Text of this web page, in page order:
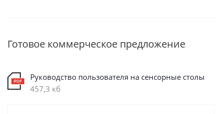
Готовое коммерческое предложение
Руководство пользователя на сенсорные столы
457,3 кб